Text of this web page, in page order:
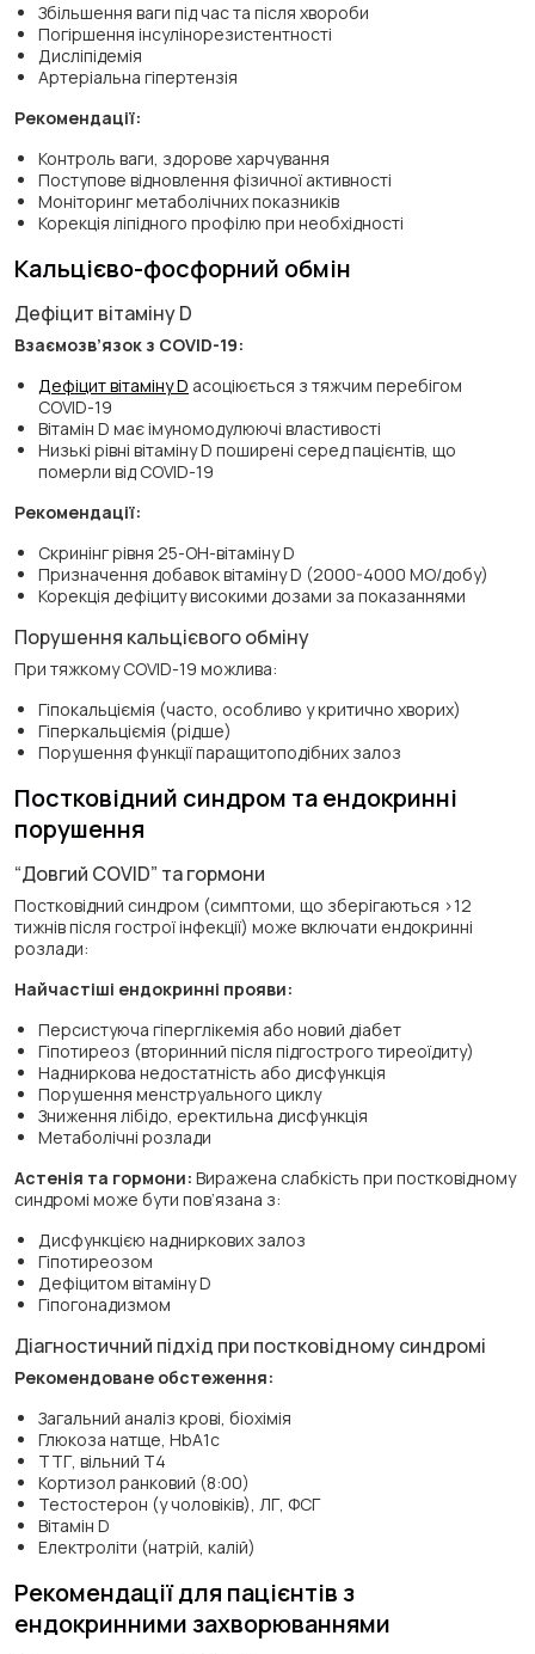
Збільшення ваги під час та після хвороби
Погіршення інсулінорезистентності
Дисліпідемія
Артеріальна гіпертензія
Рекомендації:
Контроль ваги, здорове харчування
Поступове відновлення фізичної активності
Моніторинг метаболічних показників
Корекція ліпідного профілю при необхідності
Кальцієво-фосфорний обмін
Дефіцит вітаміну D
Взаємозв’язок з COVID-19:
Дефіцит вітаміну D асоціюється з тяжчим перебігом
COVID-19
Вітамін D має імуномодулюючі властивості
Низькі рівні вітаміну D поширені серед пацієнтів, що
померли від COVID-19
Рекомендації:
Скринінг рівня 25-ОН-вітаміну D
Призначення добавок вітаміну D (2000-4000 МО/добу)
Корекція дефіциту високими дозами за показаннями
Порушення кальцієвого обміну
При тяжкому COVID-19 можлива:
Гіпокальціємія (часто, особливо у критично хворих)
Гіперкальціємія (рідше)
Порушення функції паращитоподібних залоз
Постковідний синдром та ендокринні
порушення
“Довгий COVID” та гормони
Постковідний синдром (симптоми, що зберігаються >12
тижнів після гострої інфекції) може включати ендокринні
розлади:
Найчастіші ендокринні прояви:
Персистуюча гіперглікемія або новий діабет
Гіпотиреоз (вторинний після підгострого тиреоїдиту)
Надниркова недостатність або дисфункція
Порушення менструального циклу
Зниження лібідо, еректильна дисфункція
Метаболічні розлади
Астенія та гормони: Виражена слабкість при постковідному
синдромі може бути пов’язана з:
Дисфункцією надниркових залоз
Гіпотиреозом
Дефіцитом вітаміну D
Гіпогонадизмом
Діагностичний підхід при постковідному синдромі
Рекомендоване обстеження:
Загальний аналіз крові, біохімія
Глюкоза натще, HbA1c
ТТГ, вільний Т4
Кортизол ранковий (8:00)
Тестостерон (у чоловіків), ЛГ, ФСГ
Вітамін D
Електроліти (натрій, калій)
Рекомендації для пацієнтів з
ендокринними захворюваннями